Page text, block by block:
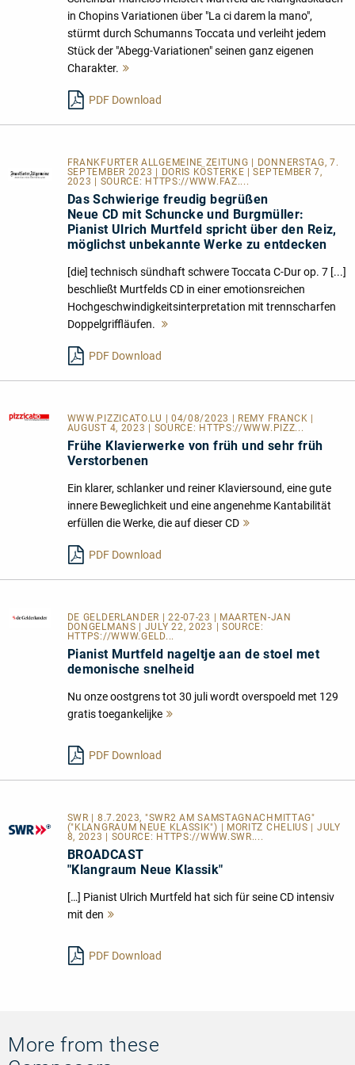
in Chopins Variationen über "La ci darem la mano",
stürmt durch Schumanns Toccata und verleiht jedem
Stück der "Abegg-Variationen" seinen ganz eigenen
Charakter.
PDF Download
FRANKFURTER ALLGEMEINE ZEITUNG | DONNERSTAG, 7.
SEPTEMBER 2023 | DORIS KÖSTERKE | SEPTEMBER 7,
2023 | SOURCE: HTTPS://WWW.FAZ....
Das Schwierige freudig begrüßen
Neue CD mit Schuncke und Burgmüller:
Pianist Ulrich Murtfeld spricht über den Reiz,
möglichst unbekannte Werke zu entdecken
[die] technisch sündhaft schwere Toccata C-Dur op. 7 [...]
beschließt Murtfelds CD in einer emotionsreichen
Hochgeschwindigkeitsinterpretation mit trennscharfen
Doppelgriffläufen.
PDF Download
WWW.PIZZICATO.LU | 04/08/2023 | REMY FRANCK |
AUGUST 4, 2023 | SOURCE: HTTPS://WWW.PIZZ...
Frühe Klavierwerke von früh und sehr früh
Verstorbenen
Ein klarer, schlanker und reiner Klaviersound, eine gute
innere Beweglichkeit und eine angenehme Kantabilität
erfüllen die Werke, die auf dieser CD
PDF Download
DE GELDERLANDER | 22-07-23 | MAARTEN-JAN
DONGELMANS | JULY 22, 2023 | SOURCE:
HTTPS://WWW.GELD...
Pianist Murtfeld nageltje aan de stoel met
demonische snelheid
Nu onze oostgrens tot 30 juli wordt overspoeld met 129
gratis toegankelijke
PDF Download
SWR | 8.7.2023, "SWR2 AM SAMSTAGNACHMITTAG"
("KLANGRAUM NEUE KLASSIK") | MORITZ CHELIUS | JULY
8, 2023 | SOURCE: HTTPS://WWW.SWR....
BROADCAST
"Klangraum Neue Klassik"
[…] Pianist Ulrich Murtfeld hat sich für seine CD intensiv
mit den
PDF Download
More from these